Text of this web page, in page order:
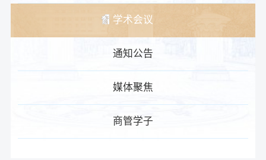
学术会议
通知公告
媒体聚焦
商管学子